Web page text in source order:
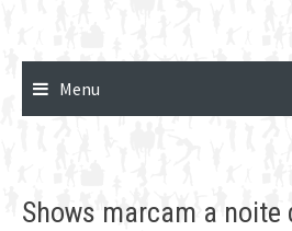
Menu
Shows marcam a noite